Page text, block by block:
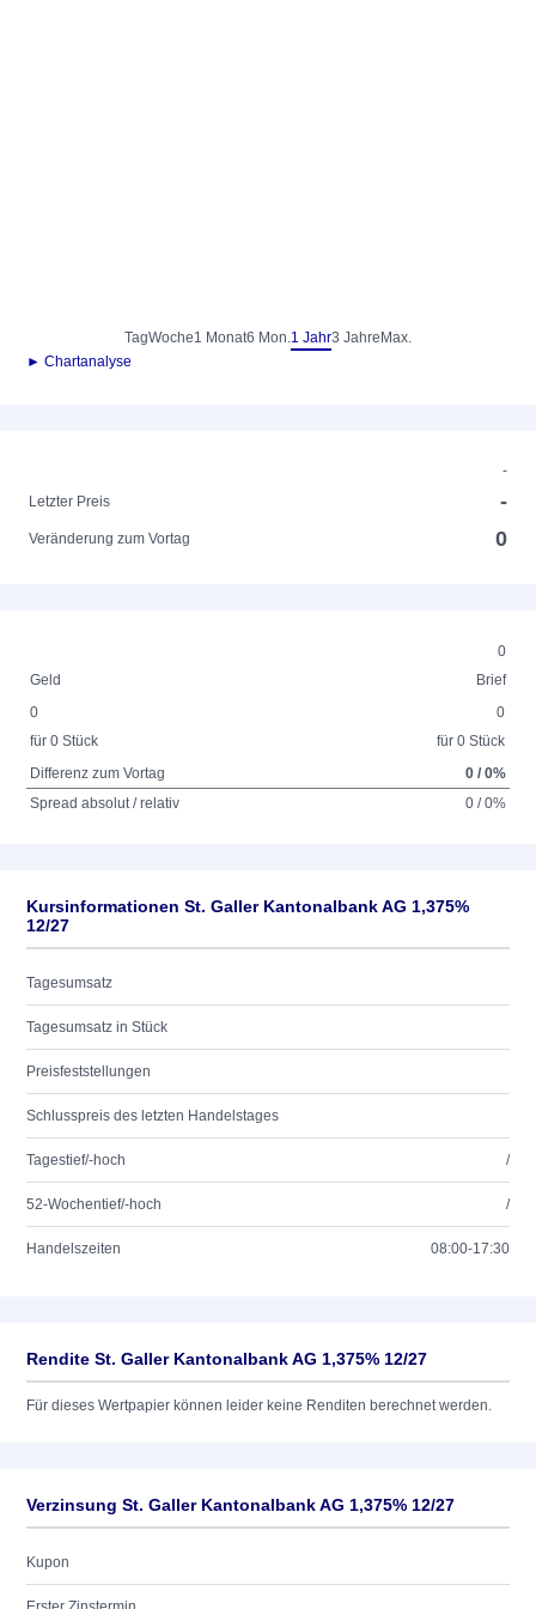
TagWoche1 Monat6 Mon.1 Jahr3 Jahre Max.
► Chartanalyse
-
Letzter Preis
-
Veränderung zum Vortag 0
0
Geld
Brief
0
für 0 Stück
0
für 0 Stück
Differenz zum Vortag
0 / 0%
Spread absolut / relativ
0 / 0%
Kursinformationen St. Galler Kantonalbank AG 1,375%
12/27
Tagesumsatz
Tagesumsatz in Stück
Preisfeststellungen
Schlusspreis des letzten Handelstages
Tagestief/-hoch /
52-Wochentief/-hoch /
Handelszeiten 08:00-17:30
Rendite St. Galler Kantonalbank AG 1,375% 12/27
Für dieses Wertpapier können leider keine Renditen berechnet werden.
Verzinsung St. Galler Kantonalbank AG 1,375% 12/27
Kupon